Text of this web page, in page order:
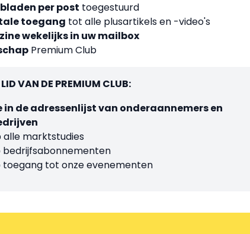
per post toegestuurd
toegang tot alle plusartikels en -video's
wekelijks in uw mailbox
Premium Club
VAN DE PREMIUM CLUB:
in de adressenlijst van onderaannemers en
alle marktstudies
bedrijfsabonnementen
toegang tot onze evenementen